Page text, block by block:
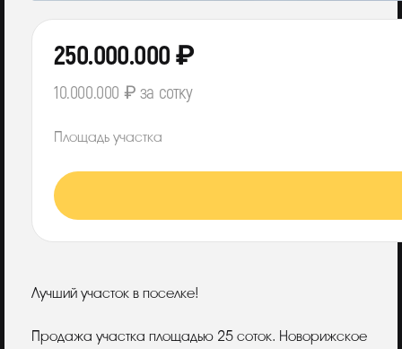
250.000.000 ₽
10.000.000 ₽ за сотку
Площадь участка
Описание
Лучший участок в поселке!
Продажа участка площадью 25 соток. Новорижское